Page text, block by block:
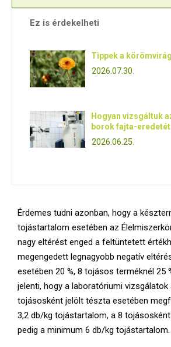
Ez is érdekelheti
Tippek a
2026.07.30.
Hogyan vizsgáltuk
borok fajta-
2026.06.25.
Érdemes tudni azonban, hogy a
tojástartalom esetében az
nagy eltérést enged a feltüntetett
megengedett legnagyobb negatív
esetében 20 %, 8 tojásos terméknél 25
jelenti, hogy a laboratóriumi vizsgálatok
tojásosként jelölt tészta esetében
3,2 db/kg tojástartalom, a 8
pedig a minimum 6 db/kg tojástartalom.